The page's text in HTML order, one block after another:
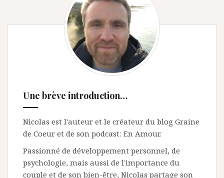
Une brève introduction…
Nicolas est l'auteur et le créateur du blog Graine
de Coeur et de son podcast: En Amour.
Passionné de développement personnel, de
psychologie, mais aussi de l'importance du
couple et de son bien-être, Nicolas partage son